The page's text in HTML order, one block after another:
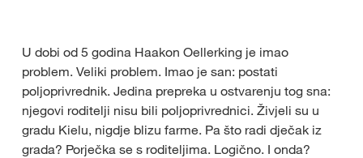
U dobi od 5 godina Haakon Oellerking je imao
problem. Veliki problem. Imao je san: postati
poljoprivrednik. Jedina prepreka u ostvarenju tog sna:
njegovi roditelji nisu bili poljoprivrednici. Živjeli su u
gradu Kielu, nigdje blizu farme. Pa što radi dječak iz
grada? Porječka se s roditeljima. Logično. I onda?